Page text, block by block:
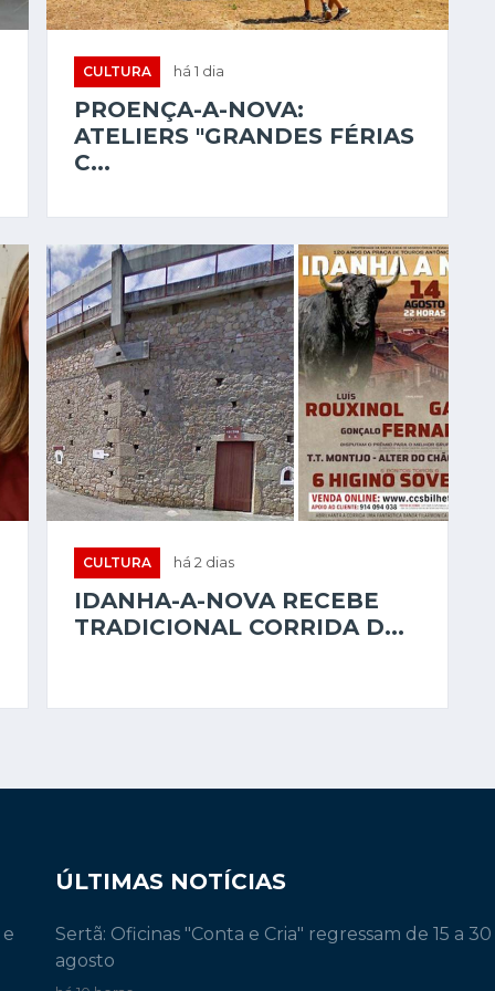
CULTURA há 1 dia
PROENÇA-A-NOVA:
ATELIERS "GRANDES FÉRIAS
C...
CULTURA há 2 dias
IDANHA-A-NOVA RECEBE
TRADICIONAL CORRIDA D...
ÚLTIMAS NOTÍCIAS
Sertã: Oficinas "Conta e Cria" regressam de 15 a
agosto